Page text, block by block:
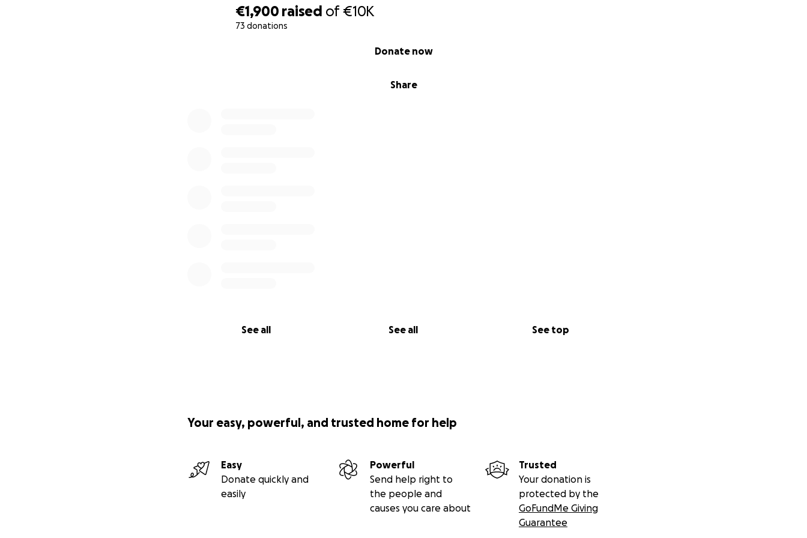
€1,900 raised of€10K
73 donations
Share
Donate now
See all See all See top
Your easy, powerful, and trusted home for help
Easy
Donate quickly and
easily
Powerful
Send help right to
the people and
causes you care about
Trusted
Your donation is
protected by the
GoFundMe Giving
Guarantee